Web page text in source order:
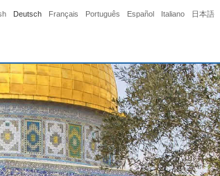
Deutsch Français Português Español Italiano 日本語